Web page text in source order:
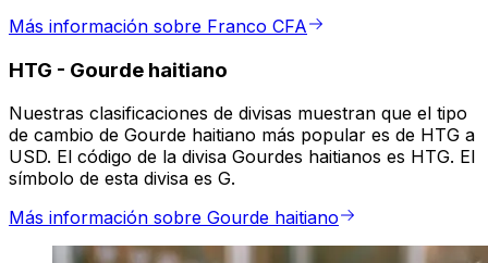
Más información sobre Franco CFA
HTG - Gourde haitiano
Nuestras clasificaciones de divisas muestran que el tipo
de cambio de Gourde haitiano más popular es de HTG a
USD. El código de la divisa Gourdes haitianos es HTG. El
símbolo de esta divisa es G.
Más información sobre Gourde haitiano